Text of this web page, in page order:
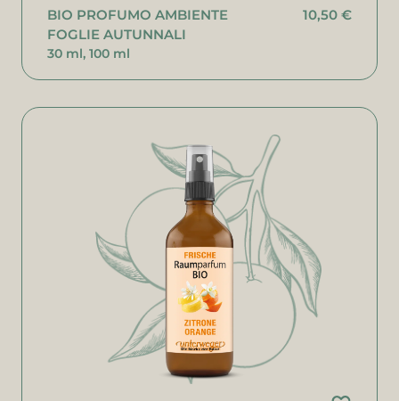
BIO PROFUMO AMBIENTE
FOGLIE AUTUNNALI
30 ml, 100 ml
10,50 €